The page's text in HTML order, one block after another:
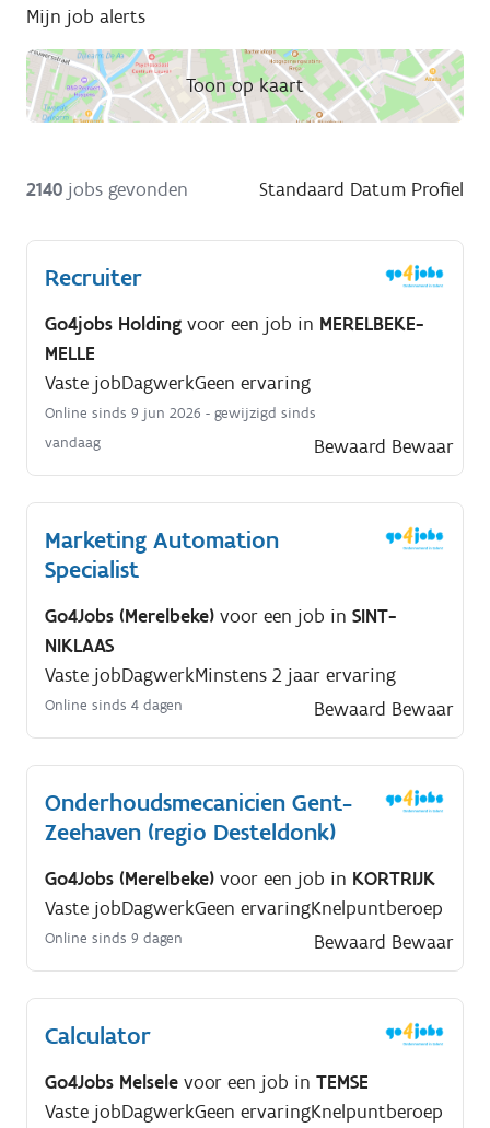
Mijn job alerts
Toon op kaart
2140 jobs gevonden Standaard Datum Profiel
Recruiter
Go4jobs Holding voor een job in MERELBEKE-
MELLE
Vaste jobDagwerkGeen ervaring
Online sinds 9 jun 2026 - gewijzigd sinds
vandaag
Bewaard Bewaar
Marketing Automation
Specialist
Go4Jobs (Merelbeke) voor een job in SINT-
NIKLAAS
Vaste jobDagwerkMinstens 2 jaar ervaring
Online sinds 4 dagen Bewaard Bewaar
Onderhoudsmecanicien Gent-
Zeehaven (regio Desteldonk)
Go4Jobs (Merelbeke) voor een job in KORTRIJK
Vaste jobDagwerkGeen ervaringKnelpuntberoep
Online sinds 9 dagen Bewaard Bewaar
Calculator
Go4Jobs Melsele voor een job in TEMSE
Vaste jobDagwerkGeen ervaringKnelpuntberoep